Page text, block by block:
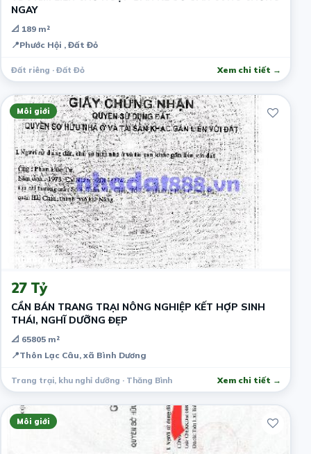
NGAY
📐 189 m²
📍Phước Hội , Đất Đỏ
Đất riêng · Đất Đỏ Xem chi tiết →
Môi giới
2 tháng trước
27 Tỷ
CẦN BÁN TRANG TRẠI NÔNG NGHIỆP KẾT HỢP SINH
THÁI, NGHĨ DƯỠNG ĐẸP
📐 65805 m²
📍Thôn Lạc Câu, xã Bình Dương
Trang trại, khu nghỉ dưỡng · Thăng Bình Xem chi tiết →
Môi giới